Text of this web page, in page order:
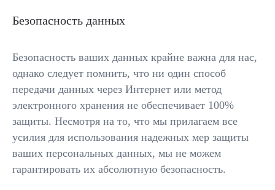
Безопасность данных
Безопасность ваших данных крайне важна для нас,
однако следует помнить, что ни один способ
передачи данных через Интернет или метод
электронного хранения не обеспечивает 100%
защиты. Несмотря на то, что мы прилагаем все
усилия для использования надежных мер защиты
ваших персональных данных, мы не можем
гарантировать их абсолютную безопасность.